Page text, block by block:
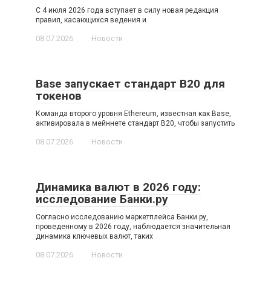
С 4 июля 2026 года вступает в силу новая редакция
правил, касающихся ведения и
08.07.2026 Новости
Base запускает стандарт B20 для
токенов
Команда второго уровня Ethereum, известная как Base,
активировала в мейннете стандарт B20, чтобы запустить
08.07.2026 Новости
Динамика валют в 2026 году:
исследование Банки.ру
Согласно исследованию маркетплейса Банки.ру,
проведенному в 2026 году, наблюдается значительная
динамика ключевых валют, таких
08.07.2026 Новости